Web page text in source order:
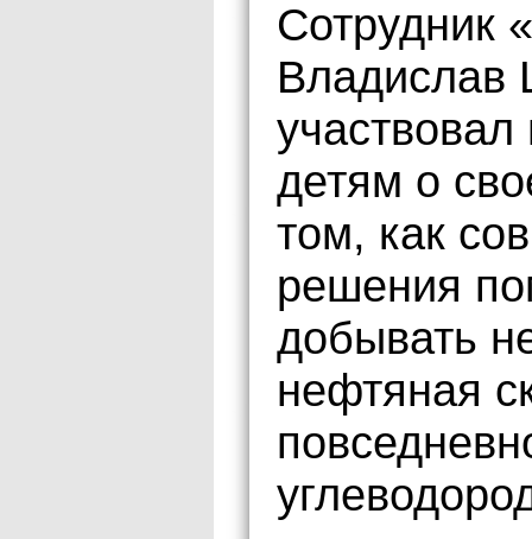
Сотрудник
Владислав
участвовал
детям о
том, как
решения
добывать
нефтяная